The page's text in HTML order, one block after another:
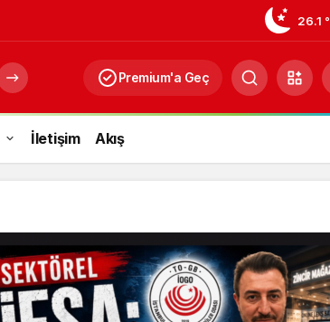
26.1 °
Premium'a Geç
İletişim Akış
Gündüz Modu
Gündüz modunu seçin.